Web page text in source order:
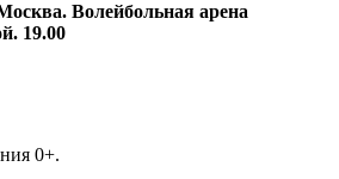
Волейбольная арена
19.00
0+.